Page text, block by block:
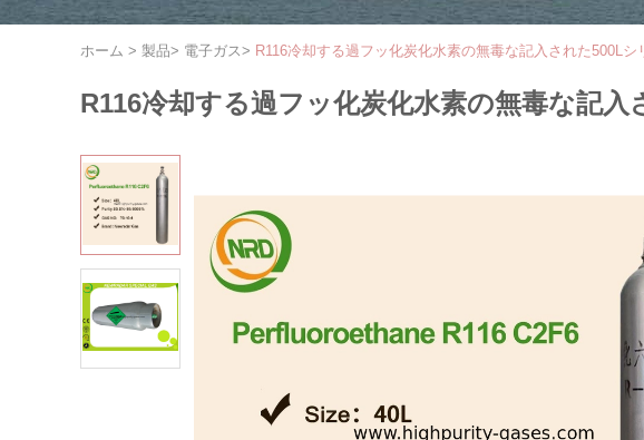
ホーム > 製品> 電子ガス> R116冷却する過フッ化炭化水素の無毒な記入された500Lシ
R116冷却する過フッ化炭化水素の無毒な記